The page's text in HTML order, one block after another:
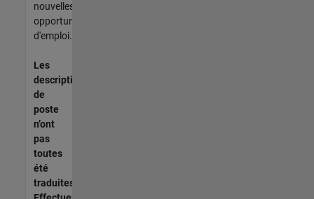
nouvelles
opportunités
d'emploi.
Les
descriptions
de
poste
n’ont
pas
toutes
été
traduites.